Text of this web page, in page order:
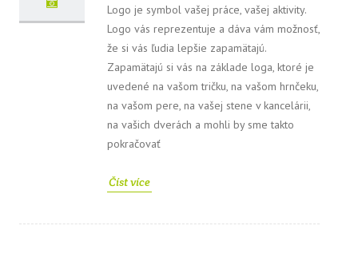
Logo je symbol vašej práce, vašej aktivity.
Logo vás reprezentuje a dáva vám možnosť,
že si vás ľudia lepšie zapamätajú.
Zapamätajú si vás na základe loga, ktoré je
uvedené na vašom tričku, na vašom hrnčeku,
na vašom pere, na vašej stene v kancelárii,
na vašich dverách a mohli by sme takto
pokračovať
Číst více